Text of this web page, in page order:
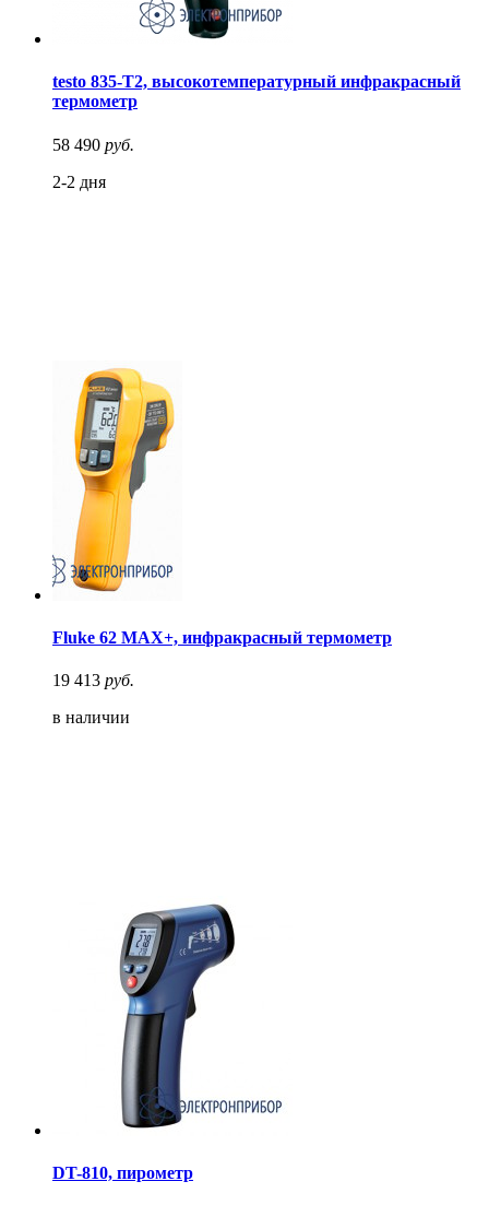
testo 835-T2, высокотемпературный инфракрасный
термометр
58 490 руб.
2-2 дня
Fluke 62 MAX+, инфракрасный термометр
19 413 руб.
в наличии
DT-810, пирометр